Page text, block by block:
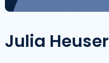
Julia Heuser